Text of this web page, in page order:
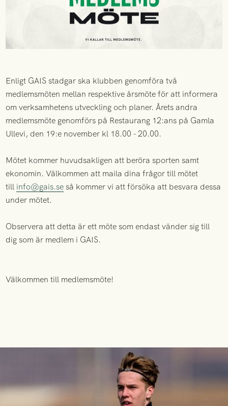
Enligt GAIS stadgar ska klubben genomföra två
medlemsmöten mellan respektive årsmöte för att informera
om verksamhetens utveckling och planer. Årets andra
medlemsmöte genomförs på Restaurang 12:ans på Gamla
Ullevi, den 19:e november kl 18.00 - 20.00.
Mötet kommer huvudsakligen att beröra sporten samt
ekonomin. Välkommen att maila dina frågor till mötet
till info@gais.se så kommer vi att försöka att besvara dessa
under mötet.
Observera att detta är ett möte som endast vänder sig till
dig som är medlem i GAIS.
Välkommen till medlemsmöte!